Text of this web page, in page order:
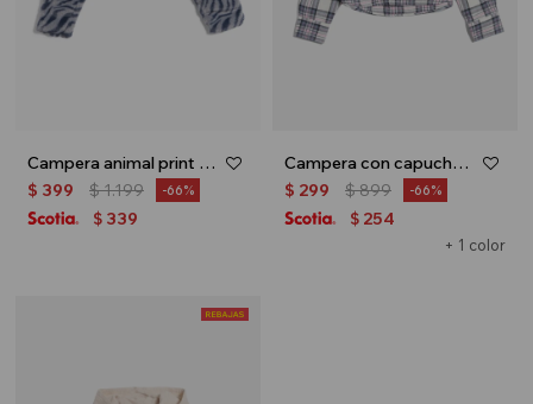
Campera animal print - Gris
$ 399 $1.199 66
$ 339
Campera con capucha - Negro
+ 1 color
$ 299 $899 66
$ 254